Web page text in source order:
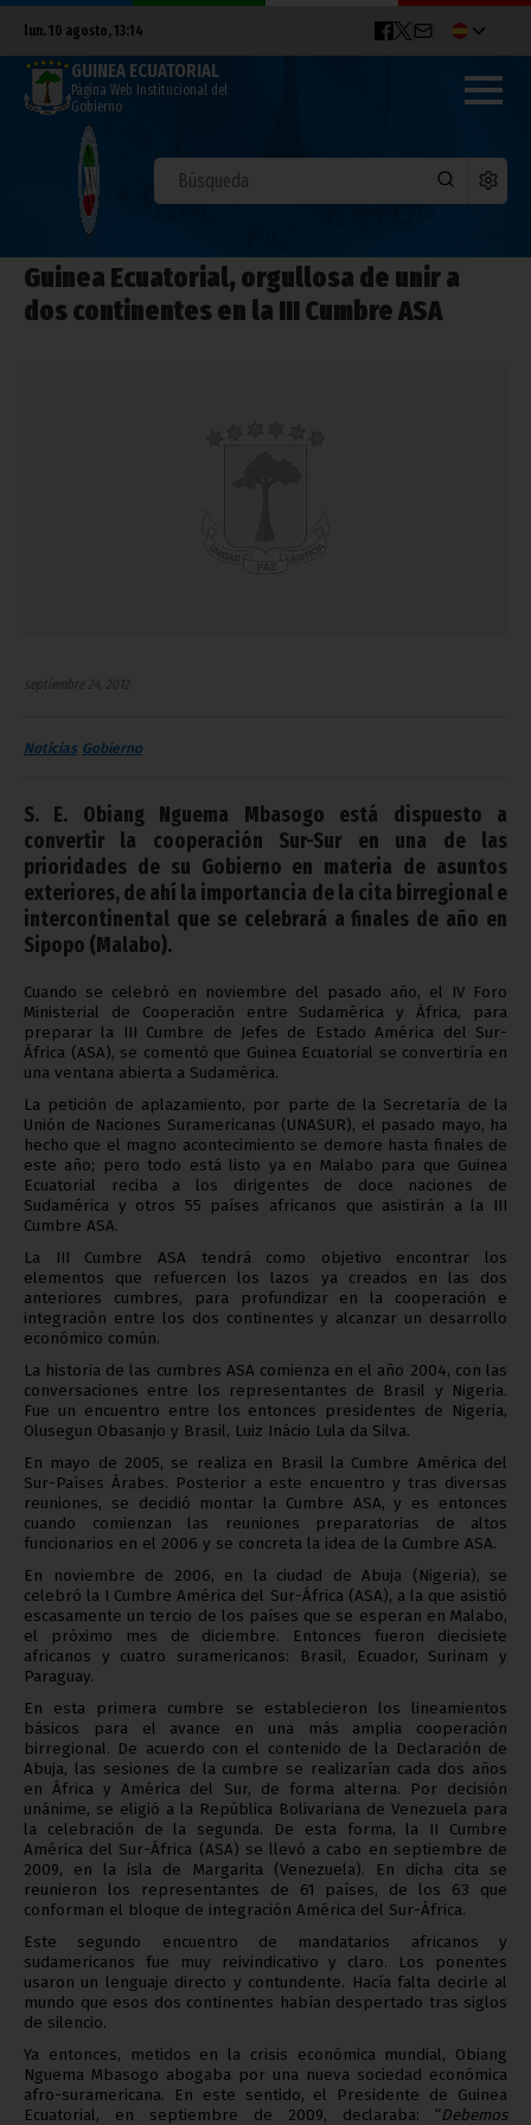
lun. 10 agosto, 13:14
GUINEA ECUATORIAL
Página Web Institucional del
Gobierno
Guinea Ecuatorial, orgullosa de unir a
dos continentes en la III Cumbre ASA
septiembre 24, 2012
Noticias Gobierno
S. E. Obiang Nguema Mbasogo está dispuesto a
convertir la cooperación Sur-Sur en una de las
prioridades de su Gobierno en materia de asuntos
exteriores, de ahí la importancia de la cita birregional e
intercontinental que se celebrará a finales de año en
Sipopo (Malabo).
Cuando se celebró en noviembre del pasado año, el IV Foro
Ministerial de Cooperación entre Sudamérica y África, para
preparar la III Cumbre de Jefes de Estado América del Sur-
África (ASA), se comentó que Guinea Ecuatorial se convertiría en
una ventana abierta a Sudamérica.
La petición de aplazamiento, por parte de la Secretaría de la
Unión de Naciones Suramericanas (UNASUR), el pasado mayo, ha
hecho que el magno acontecimiento se demore hasta finales de
este año; pero todo está listo ya en Malabo para que Guinea
Ecuatorial reciba a los dirigentes de doce naciones de
Sudamérica y otros 55 países africanos que asistirán a la III
Cumbre ASA.
La III Cumbre ASA tendrá como objetivo encontrar los
elementos que refuercen los lazos ya creados en las dos
anteriores cumbres, para profundizar en la cooperación e
integración entre los dos continentes y alcanzar un desarrollo
económico común.
La historia de las cumbres ASA comienza en el año 2004, con las
conversaciones entre los representantes de Brasil y Nigeria.
Fue un encuentro entre los entonces presidentes de Nigeria,
Olusegun Obasanjo y Brasil, Luiz Inácio Lula da Silva.
En mayo de 2005, se realiza en Brasil la Cumbre América del
Sur-Países Árabes. Posterior a este encuentro y tras diversas
reuniones, se decidió montar la Cumbre ASA, y es entonces
cuando comienzan las reuniones preparatorias de altos
funcionarios en el 2006 y se concreta la idea de la Cumbre ASA.
En noviembre de 2006, en la ciudad de Abuja (Nigeria), se
celebró la I Cumbre América del Sur-África (ASA), a la que asistió
escasamente un tercio de los países que se esperan en Malabo,
el próximo mes de diciembre. Entonces fueron diecisiete
africanos y cuatro suramericanos: Brasil, Ecuador, Surinam y
Paraguay.
En esta primera cumbre se establecieron los lineamientos
básicos para el avance en una más amplia cooperación
birregional. De acuerdo con el contenido de la Declaración de
Abuja, las sesiones de la cumbre se realizarían cada dos años
en África y América del Sur, de forma alterna. Por decisión
unánime, se eligió a la República Bolivariana de Venezuela para
la celebración de la segunda. De esta forma, la II Cumbre
América del Sur-África (ASA) se llevó a cabo en septiembre de
2009, en la isla de Margarita (Venezuela). En dicha cita se
reunieron los representantes de 61 países, de los 63 que
conforman el bloque de integración América del Sur-África.
Este segundo encuentro de mandatarios africanos y
sudamericanos fue muy reivindicativo y claro. Los ponentes
usaron un lenguaje directo y contundente. Hacía falta decirle al
mundo que esos dos continentes habían despertado tras siglos
de silencio.
Ya entonces, metidos en la crisis económica mundial, Obiang
Nguema Mbasogo abogaba por una nueva sociedad económica
afro-suramericana. En este sentido, el Presidente de Guinea
Ecuatorial, en septiembre de 2009, declaraba: “Debemos